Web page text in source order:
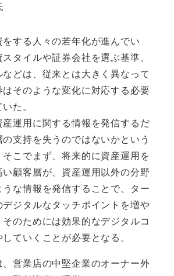
する人々の若年化が進んでい
タイルや証券会社を選ぶ基準、
どは、従来とは大きく異なって
そのような変化に対応する必要
た。
運用に関する情報を発信するだ
支持を失うのではないかという
こでまず、将来的に資産運用を
顧客層が、資産運用以外の分野
な情報を発信することで、ター
ジタルなタッチポイントを増や
のためには効果的なデジタルコ
ていくことが必要となる。
営業店の中堅企業のオーナー外